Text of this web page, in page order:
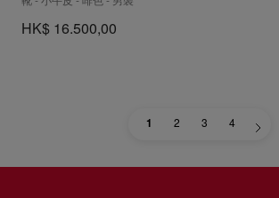
HK$ 16.500,00
1 2 3 4